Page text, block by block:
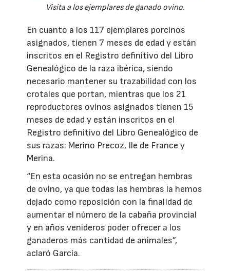
Visita a los ejemplares de ganado ovino.
En cuanto a los 117 ejemplares porcinos
asignados, tienen 7 meses de edad y están
inscritos en el Registro definitivo del Libro
Genealógico de la raza ibérica, siendo
necesario mantener su trazabilidad con los
crotales que portan, mientras que los 21
reproductores ovinos asignados tienen 15
meses de edad y están inscritos en el
Registro definitivo del Libro Genealógico de
sus razas: Merino Precoz, Ile de France y
Merina.
“En esta ocasión no se entregan hembras
de ovino, ya que todas las hembras la hemos
dejado como reposición con la finalidad de
aumentar el número de la cabaña provincial
y en años venideros poder ofrecer a los
ganaderos más cantidad de animales”,
aclaró García.